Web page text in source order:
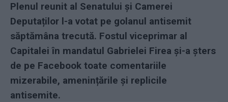
Plenul reunit al Senatului și Camerei
Deputaților l-a votat pe golanul antisemit
săptămâna trecută. Fostul viceprimar al
Capitalei în mandatul Gabrielei Firea și-a șters
de pe Facebook toate comentariile
mizerabile, amenințările și replicile
antisemite.